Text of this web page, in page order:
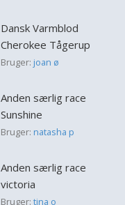
Dansk Varmblod
Cherokee Tågerup
Bruger: joan ø
Anden særlig race
Sunshine
Bruger: natasha p
Anden særlig race
victoria
Bruger: tina o